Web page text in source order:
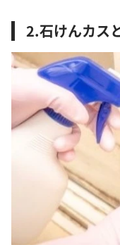
2.石けんカス